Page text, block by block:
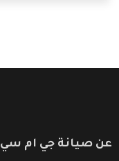
عن صيانة جي ام سي